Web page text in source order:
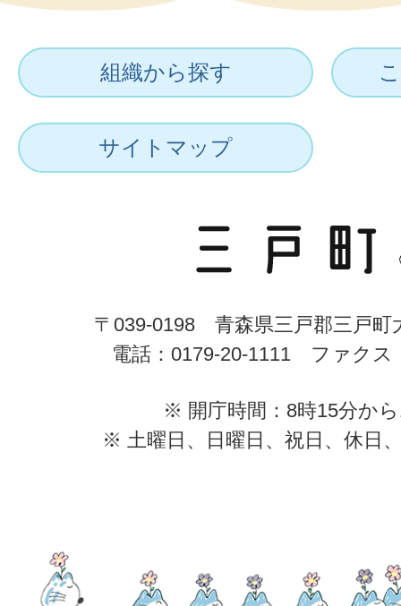
組織から探す
サイトマップ
〒039-0198 青森県三戸郡三戸町
電話：0179-20-1111 ファクス
※ 開庁時間：8時15分か
※ 土曜日、日曜日、祝日、休日